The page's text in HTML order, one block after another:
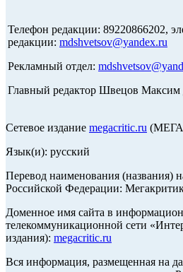
Телефон редакции: 89220866202,
редакции: mdshvetsov@yandex.ru
Рекламный отдел:
Главный редактор Швецов
Сетевое издание megacritic.ru
Язык(и): русский
Перевод наименования (названия)
Российской Федерации:
Доменное имя сайта в
телекоммуникационной сети
издания): megacritic.ru
Вся информация, размещенная на